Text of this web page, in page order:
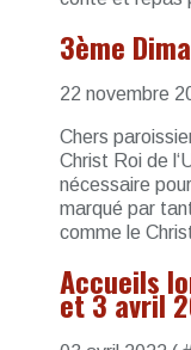
3ème
22 novembre
Chers
Christ Roi de
nécessaire
marqué par
comme le
Accueils
et 3 avril